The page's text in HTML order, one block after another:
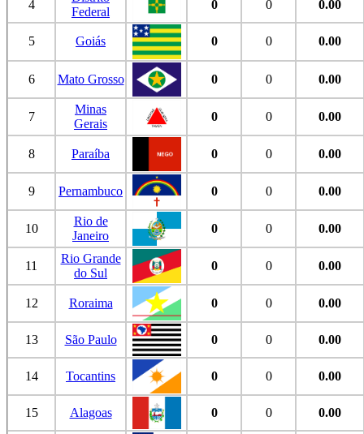
4
Federal
0 0 0.00
5 Goiás 0 0 0.00
6 Mato Grosso 0 0 0.00
7
Minas
Gerais
0 0 0.00
8 Paraíba 0 0 0.00
9 Pernambuco 0 0 0.00
10
Rio de
Janeiro
0 0 0.00
11
Rio Grande
do Sul
0 0 0.00
12 Roraima 0 0 0.00
13 São Paulo 0 0 0.00
14 Tocantins 0 0 0.00
15 Alagoas 0 0 0.00